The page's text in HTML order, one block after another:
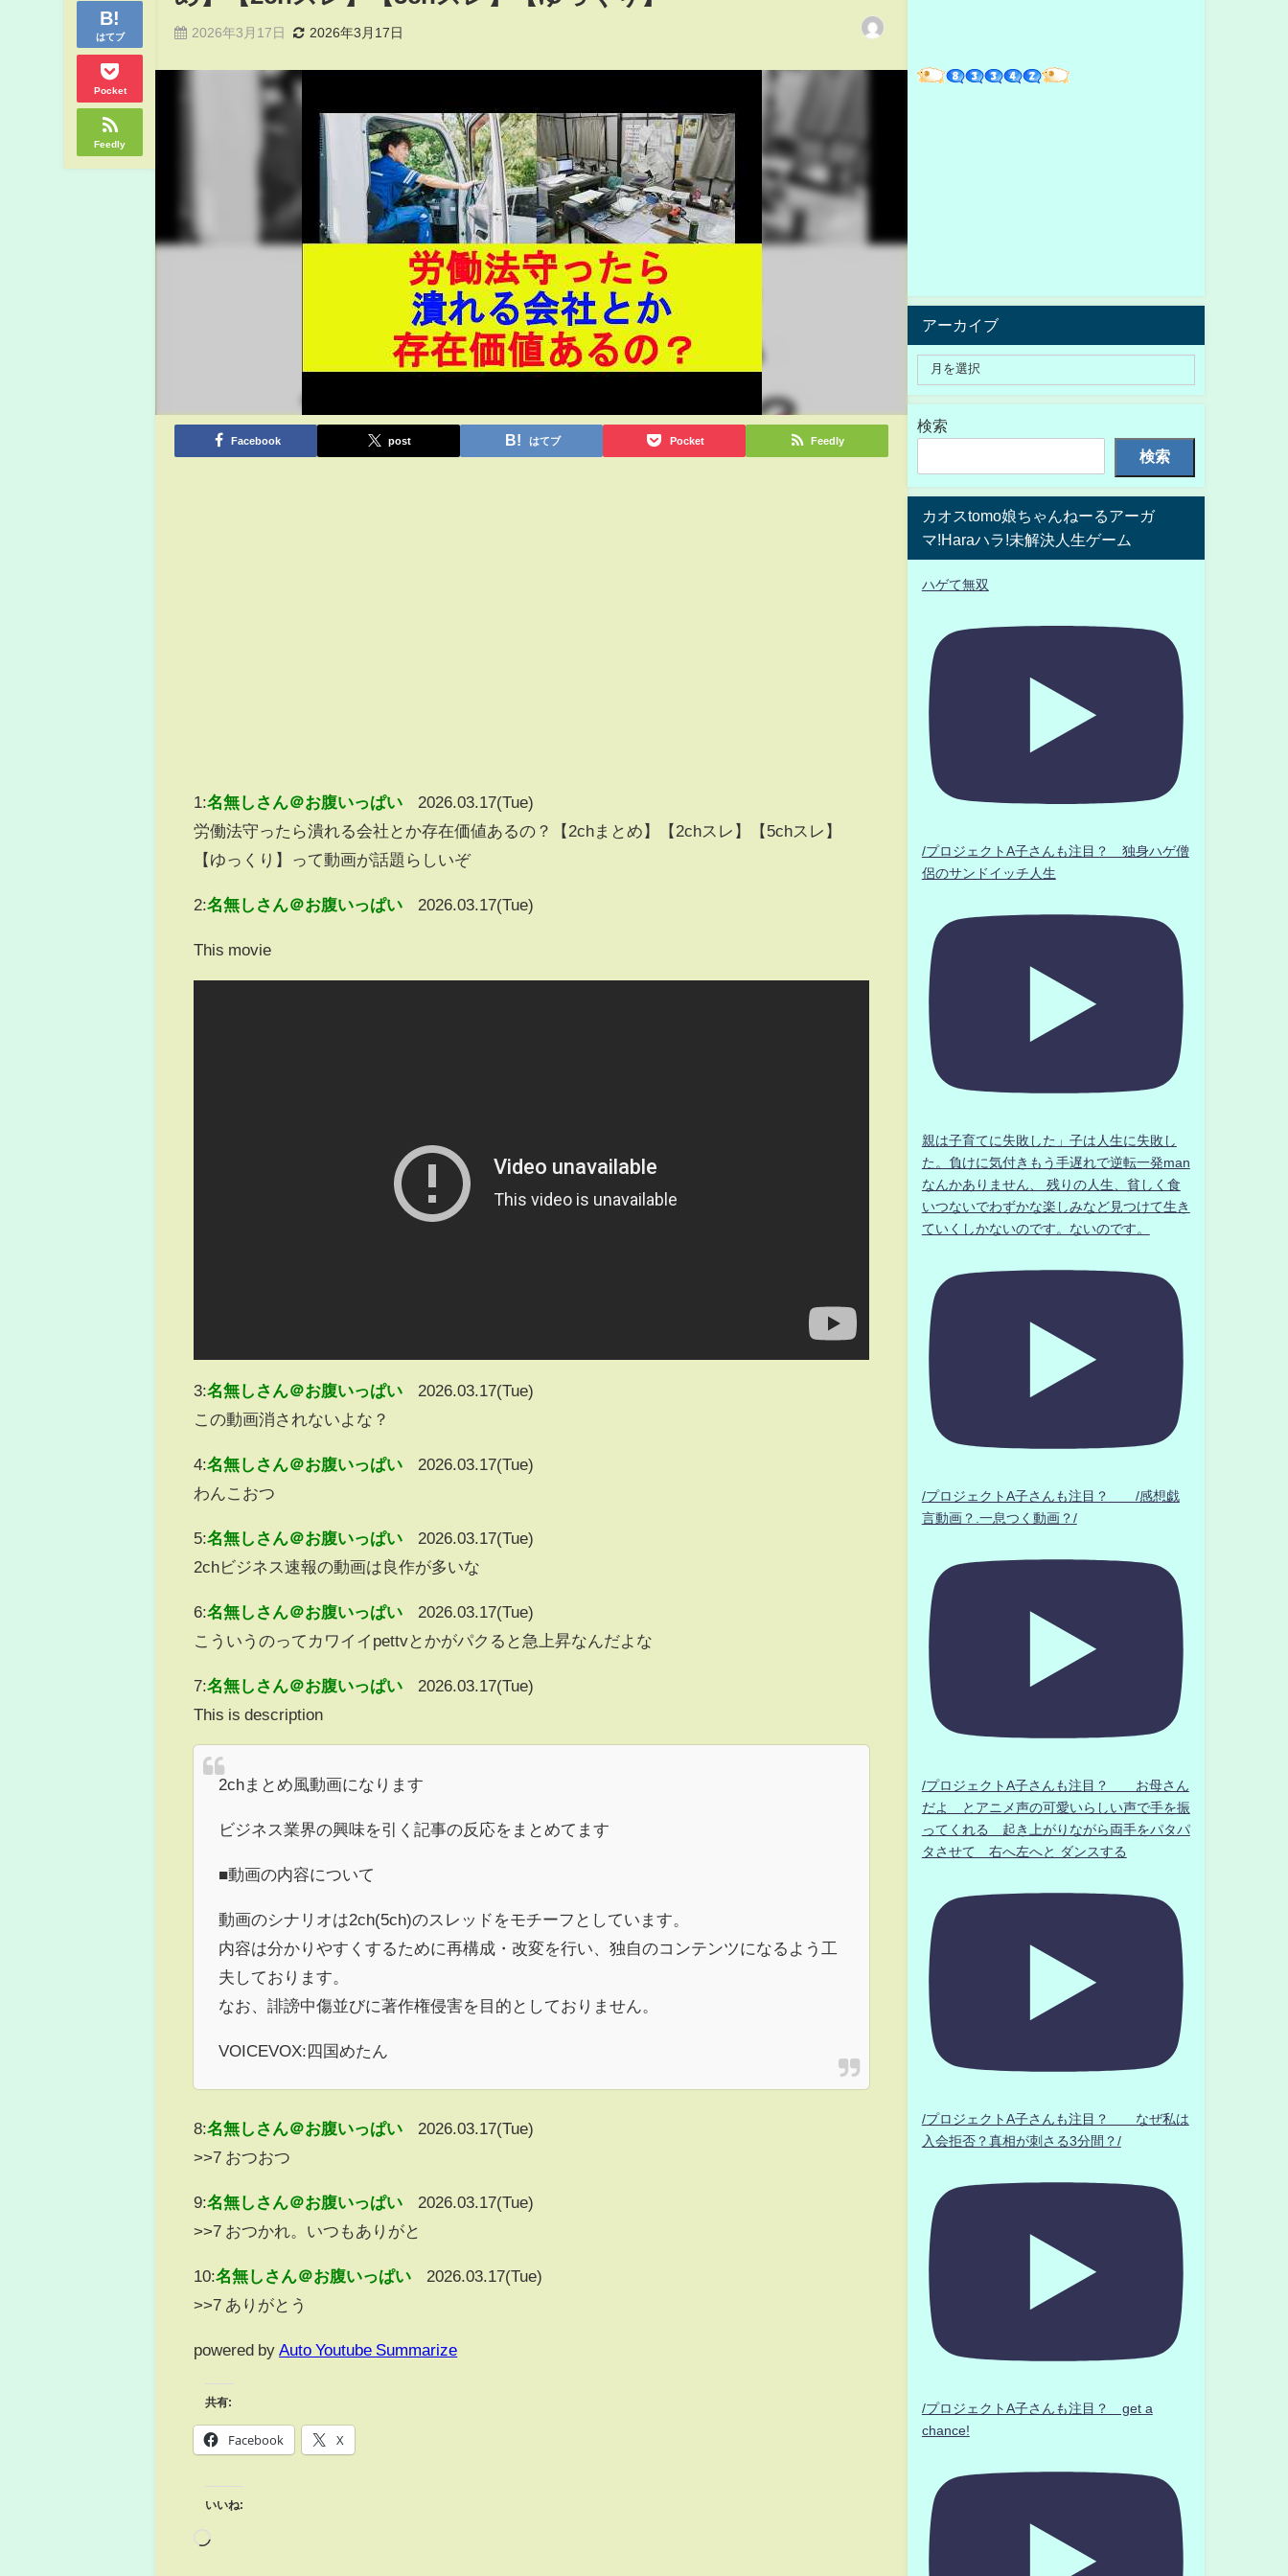
はてブ
Pocket
Feedly
2026年3月17日 2026年3月17日
Facebook post はてブ Pocket Feedly
1:名無しさん＠お腹いっぱい
2026.03.17(Tue)
労働法守ったら潰れる会社とか存在価値あるの？【2chまとめ】【2chスレ】【5chスレ】
【ゆっくり】って動画が話題らしいぞ
2:名無しさん＠お腹いっぱい 2026.03.17(Tue)
This movie
3:名無しさん＠お腹いっぱい
2026.03.17(Tue)
この動画消されないよな？
4:名無しさん＠お腹いっぱい
2026.03.17(Tue)
わんこおつ
5:名無しさん＠お腹いっぱい
2026.03.17(Tue)
2chビジネス速報の動画は良作が多いな
6:名無しさん＠お腹いっぱい
2026.03.17(Tue)
こういうのってカワイイpettvとかがパクると急上昇なんだよな
7:名無しさん＠お腹いっぱい
2026.03.17(Tue)
This is description
2chまとめ風動画になります
ビジネス業界の興味を引く記事の反応をまとめてます
■動画の内容について
動画のシナリオは2ch(5ch)のスレッドをモチーフとしています。
内容は分かりやすくするために再構成・改変を行い、独自のコンテンツになるよう工
夫しております。
なお、誹謗中傷並びに著作権侵害を目的としておりません。
VOICEVOX:四国めたん
8:名無しさん＠お腹いっぱい
2026.03.17(Tue)
>>7 おつおつ
9:名無しさん＠お腹いっぱい
2026.03.17(Tue)
>>7 おつかれ。いつもありがと
10:名無しさん＠お腹いっぱい
2026.03.17(Tue)
>>7 ありがとう
powered by Auto Youtube Summarize
共有:
Facebook X
いいね:
アーカイブ
検索
検索
カオスtomo娘ちゃんねーるアーガ
マ!Haraハラ!未解決人生ゲーム
ハゲて無双
/プロジェクトA子さんも注目？ 独身ハゲ僧
侶のサンドイッチ人生
親は子育てに失敗した」子は人生に失敗し
た。負けに気付きもう手遅れで逆転一発man
なんかありません、 残りの人生、貧しく食
いつないでわずかな楽しみなど見つけて生き
ていくしかないのです。ないのです。
/プロジェクトA子さんも注目？ /感想戯
言動画？.一息つく動画？/
/プロジェクトA子さんも注目？ お母さん
だよ とアニメ声の可愛いらしい声で手を振
ってくれる 起き上がりながら両手をパタパ
タさせて 右へ左へと ダンスする
/プロジェクトA子さんも注目？ なぜ私は
入会拒否？真相が刺さる3分間？/
/プロジェクトA子さんも注目？ get a
chance!